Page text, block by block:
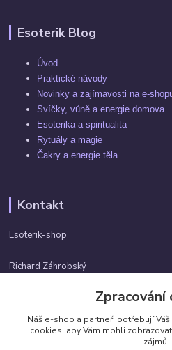
Esoterik Blog
Úvod
Praktické návody
Novinky a zajímavosti na e-
Svíčky, vůně a energie domova
Esoterika a spiritualita
Rytuály a magie
Čakry a energie těla
Kontakt
Esoterik-shop
Richard Záhrobský
info@esoterik-shop.cz
Zpracování
Náš e-shop a partneři potřebují Váš
cookies, aby Vám mohli
zájmů.